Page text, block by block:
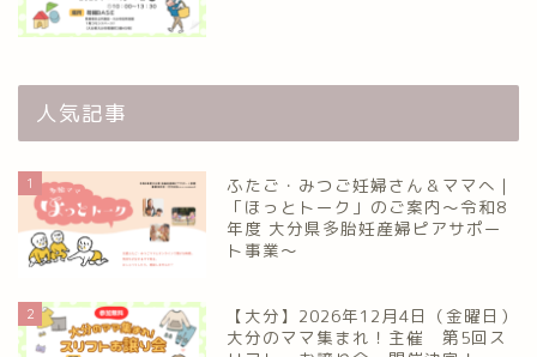
人気記事
1
ふたご・みつご妊婦さん＆ママへ｜
「ほっとトーク」のご案内～令和8
年度 大分県多胎妊産婦ピアサポー
ト事業～
2
【大分】2026年12月4日（金曜日）
大分のママ集まれ！主催 第5回ス